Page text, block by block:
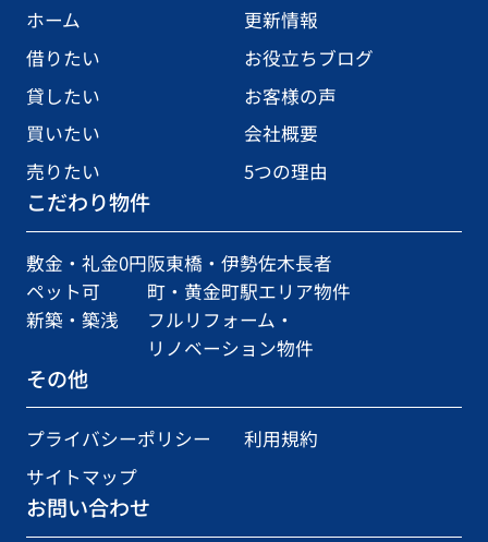
ホーム
更新情報
借りたい
お役立ちブログ
貸したい
お客様の声
買いたい
会社概要
売りたい
5つの理由
こだわり物件
敷金・礼金0円
ペット可
新築・築浅
阪東橋・伊勢佐木長者
町・黄金町駅エリア物件
フルリフォーム・
リノベーション物件
その他
プライバシーポリシー
利用規約
サイトマップ
お問い合わせ